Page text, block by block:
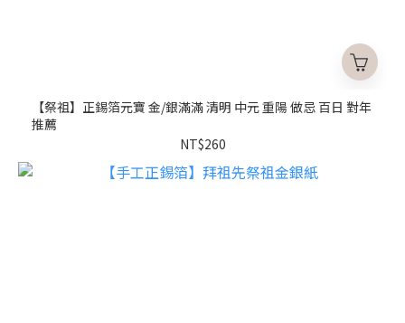
【祭祖】正錫箔元寶 金/銀滿滿 清明 中元 重陽 做忌 百日 對年
推薦
NT$260